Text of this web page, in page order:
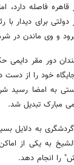
شرم الشیخ 500 کیلومتر
برای دیدار
و وی ماندن در
دور مقر
به امضا
مبارک تبدیل شد.
به دلایل
به یکی از
را انجام دهد.